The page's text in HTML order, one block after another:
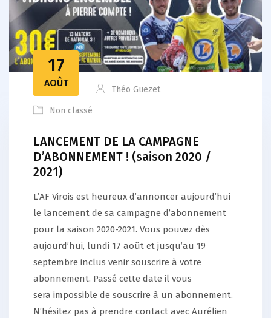
17
AOÛT
Théo Guezet
Non classé
LANCEMENT DE LA CAMPAGNE
D’ABONNEMENT ! (saison 2020 /
2021)
L’AF Virois est heureux d’annoncer aujourd’hui
le lancement de sa campagne d’abonnement
pour la saison 2020-2021. Vous pouvez dès
aujourd’hui, lundi 17 août et jusqu’au 19
septembre inclus venir souscrire à votre
abonnement. Passé cette date il vous
sera impossible de souscrire à un abonnement.
N’hésitez pas à prendre contact avec Aurélien